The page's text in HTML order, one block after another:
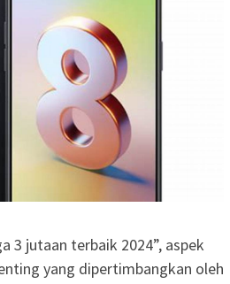
3 jutaan terbaik 2024”, aspek
yang dipertimbangkan oleh